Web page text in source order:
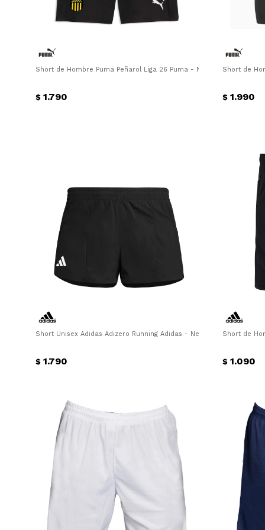
Short de Hombre Puma Peñarol Liga 26 Puma - Negro
$ 1.790
Short de
$ 1.990
Short Unisex Adidas Adizero Running Adidas - Negro
$ 1.790
Short de
$ 1.090